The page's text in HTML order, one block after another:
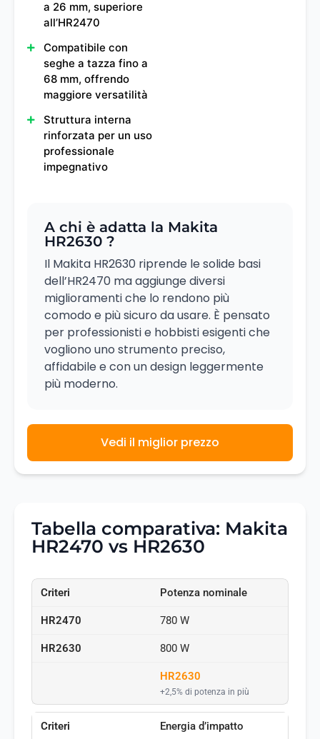
a 26 mm, superiore
all’HR2470
Compatibile con
seghe a tazza fino a
68 mm, offrendo
maggiore versatilità
Struttura interna
rinforzata per un uso
professionale
impegnativo
A chi è adatta la Makita
HR2630 ?
Il Makita HR2630 riprende le solide basi
dell’HR2470 ma aggiunge diversi
miglioramenti che lo rendono più
comodo e più sicuro da usare. È pensato
per professionisti e hobbisti esigenti che
vogliono uno strumento preciso,
affidabile e con un design leggermente
più moderno.
Vedi il miglior prezzo
Tabella comparativa: Makita
HR2470 vs HR2630
Potenza nominale
780 W
800 W
HR2630
+2,5% di potenza in più
Energia d’impatto